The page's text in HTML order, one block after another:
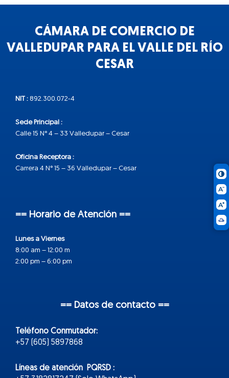
CÁMARA DE COMERCIO DE
VALLEDUPAR PARA EL VALLE DEL RÍO
CESAR
NIT : 892.300.072-4
Sede Principal :
Calle 15 N° 4 – 33 Valledupar – Cesar
Oficina Receptora :
Carrera 4 N° 15 – 36 Valledupar – Cesar
== Horario de Atención ==
Lunes a Viernes
8:00 am – 12:00 m
2:00 pm – 6:00 pm
== Datos de contacto ==
Teléfono Conmutador:
+57 (605) 5897868
Líneas de atención PQRSD :